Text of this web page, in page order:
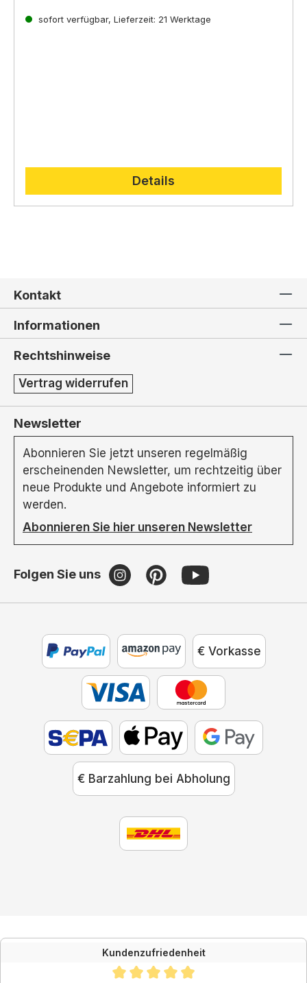
handgeschnitzten Krippenfiguren aus Holz erhalten Sie
sofort verfügbar, Lieferzeit: 21 Werktage
Details
Kontakt
Informationen
Rechtshinweise
Vertrag widerrufen
Newsletter
Abonnieren Sie jetzt unseren regelmäßig
erscheinenden Newsletter, um rechtzeitig über
neue Produkte und Angebote informiert zu
werden.
Abonnieren Sie hier unseren Newsletter
Folgen Sie uns
€ Vorkasse
€ Barzahlung bei Abholung
Kundenzufriedenheit